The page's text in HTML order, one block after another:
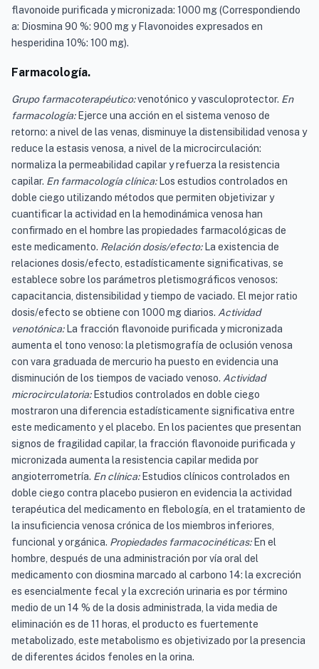
flavonoide purificada y micronizada: 1000 mg (Correspondiendo
a: Diosmina 90 %: 900 mg y Flavonoides expresados en
hesperidina 10%: 100 mg).
Farmacología.
Grupo farmacoterapéutico:venotónico y vasculoprotector. En
farmacología:Ejerce una acción en el sistema venoso de
retorno: a nivel de las venas, disminuye la distensibilidad venosa y
reduce la estasis venosa, a nivel de la microcirculación:
normaliza la permeabilidad capilar y refuerza la resistencia
capilar. En farmacología clínica: Los estudios controlados en
doble ciego utilizando métodos que permiten objetivizar y
cuantificar la actividad en la hemodinámica venosa han
confirmado en el hombre las propiedades farmacológicas de
este medicamento. Relación dosis/efecto: La existencia de
relaciones dosis/efecto, estadísticamente significativas, se
establece sobre los parámetros pletismográficos venosos:
capacitancia, distensibilidad y tiempo de vaciado. El mejor ratio
dosis/efecto se obtiene con 1000 mg diarios. Actividad
venotónica: La fracción flavonoide purificada y micronizada
aumenta el tono venoso: la pletismografía de oclusión venosa
con vara graduada de mercurio ha puesto en evidencia una
disminución de los tiempos de vaciado venoso. Actividad
microcirculatoria:Estudios controlados en doble ciego
mostraron una diferencia estadísticamente significativa entre
este medicamento y el placebo. En los pacientes que presentan
signos de fragilidad capilar, la fracción flavonoide purificada y
micronizada aumenta la resistencia capilar medida por
angioterrometría. En clínica:Estudios clínicos controlados en
doble ciego contra placebo pusieron en evidencia la actividad
terapéutica del medicamento en flebología, en el tratamiento de
la insuficiencia venosa crónica de los miembros inferiores,
funcional y orgánica. Propiedades farmacocinéticas: En el
hombre, después de una administración por vía oral del
medicamento con diosmina marcado al carbono 14: la excreción
es esencialmente fecal y la excreción urinaria es por término
medio de un 14 % de la dosis administrada, la vida media de
eliminación es de 11 horas, el producto es fuertemente
metabolizado, este metabolismo es objetivizado por la presencia
de diferentes ácidos fenoles en la orina.